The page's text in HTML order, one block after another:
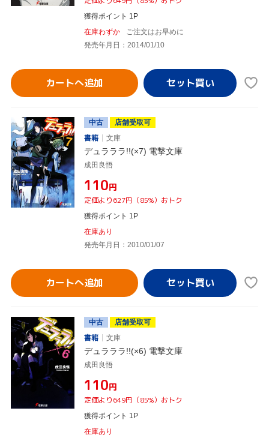
獲得ポイント 1P
在庫わずか
ご注文はお早めに
発売年月日：2014/01/10
カートへ追加
中古
店舗受取可
書籍
文庫
デュラララ!!(×7) 電撃文庫
成田良悟
¥110円
定価より627円（85%）おトク
獲得ポイント 1P
在庫あり
発売年月日：2010/01/07
カートへ追加
中古
店舗受取可
書籍
文庫
デュラララ!!(×6) 電撃文庫
成田良悟
¥110円
定価より649円（85%）おトク
獲得ポイント 1P
在庫あり